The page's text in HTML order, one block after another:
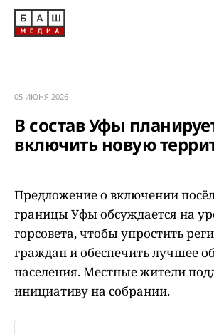
05 ИЮНЯ 2026
В состав Уфы
включить новую
Предложение о включении
границы Уфы обсуждается на
горсовета, чтобы упростить
граждан и обеспечить лучшее
населения. Местные жители
инициативу на собрании.